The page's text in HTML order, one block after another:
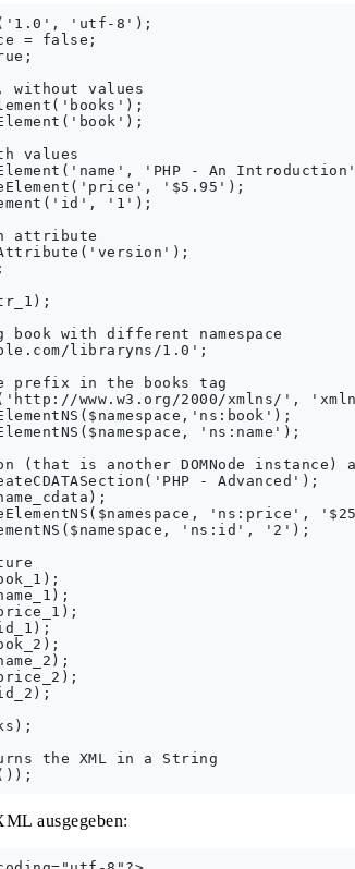
'utf-8');
= false;
without values
values
'PHP - An
'$5.95');
'1');
attribute
with different namespace
libraryns/1.0';
prefix in the books tag
www.w3.org/2000/xmlns/',
'ns:name');
(that is another DOMNode
- Advanced');
'ns:price',
'ns:id', '2');
the XML in a String
ausgegeben: